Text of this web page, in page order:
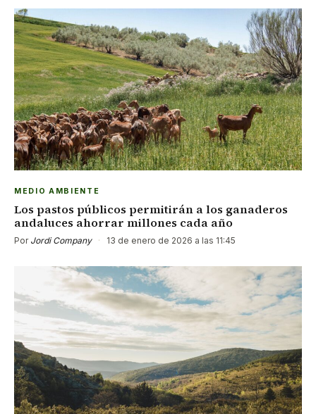
MEDIO AMBIENTE
Los pastos públicos permitirán a los ganaderos
andaluces ahorrar millones cada año
Por Jordi Company · 13 de enero de 2026 a las 11:45